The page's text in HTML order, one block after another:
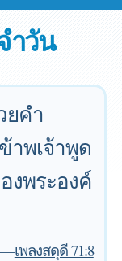
ำวัน
ยคำ
าพเจ้าพูด
งพระองค์
—เพลงสดุดี 71:8